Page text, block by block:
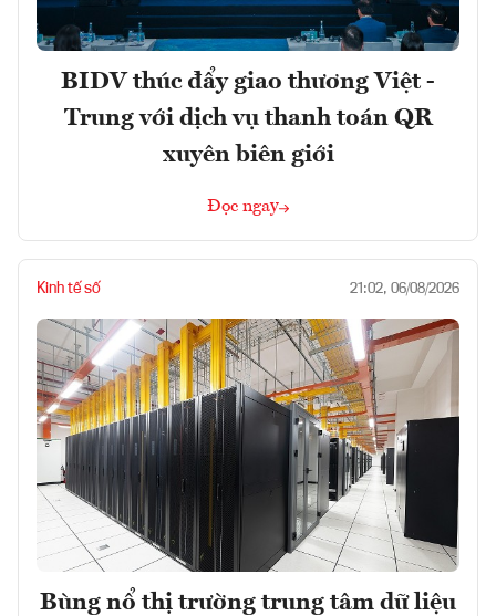
BIDV thúc đẩy giao thương Việt -
Trung với dịch vụ thanh toán QR
xuyên biên giới
Đọc ngay
Kinh tế số 21:02, 06/08/2026
Bùng nổ thị trường trung tâm dữ liệu